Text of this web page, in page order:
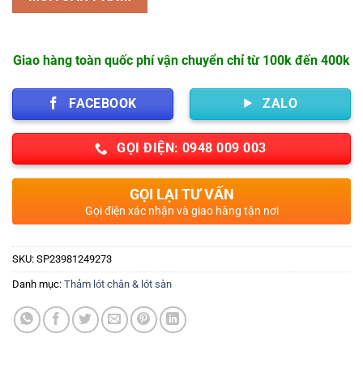
Giao hàng toàn quốc phí vận chuyển chỉ từ 100k đến 400k
FACEBOOK ZALO
GỌI ĐIỆN: 0948 009 003
GỌI LẠI TƯ VẤN
Gọi điện xác nhận và giao hàng tận nơi
SKU: SP23981249273
Danh mục: Thảm lót chân & lót sàn